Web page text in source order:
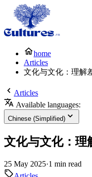
home
Articles
文化与文化：理解
Articles
Available languages:
Chinese (Simplified)
文化与文化：理
25 May 2025·1 min read